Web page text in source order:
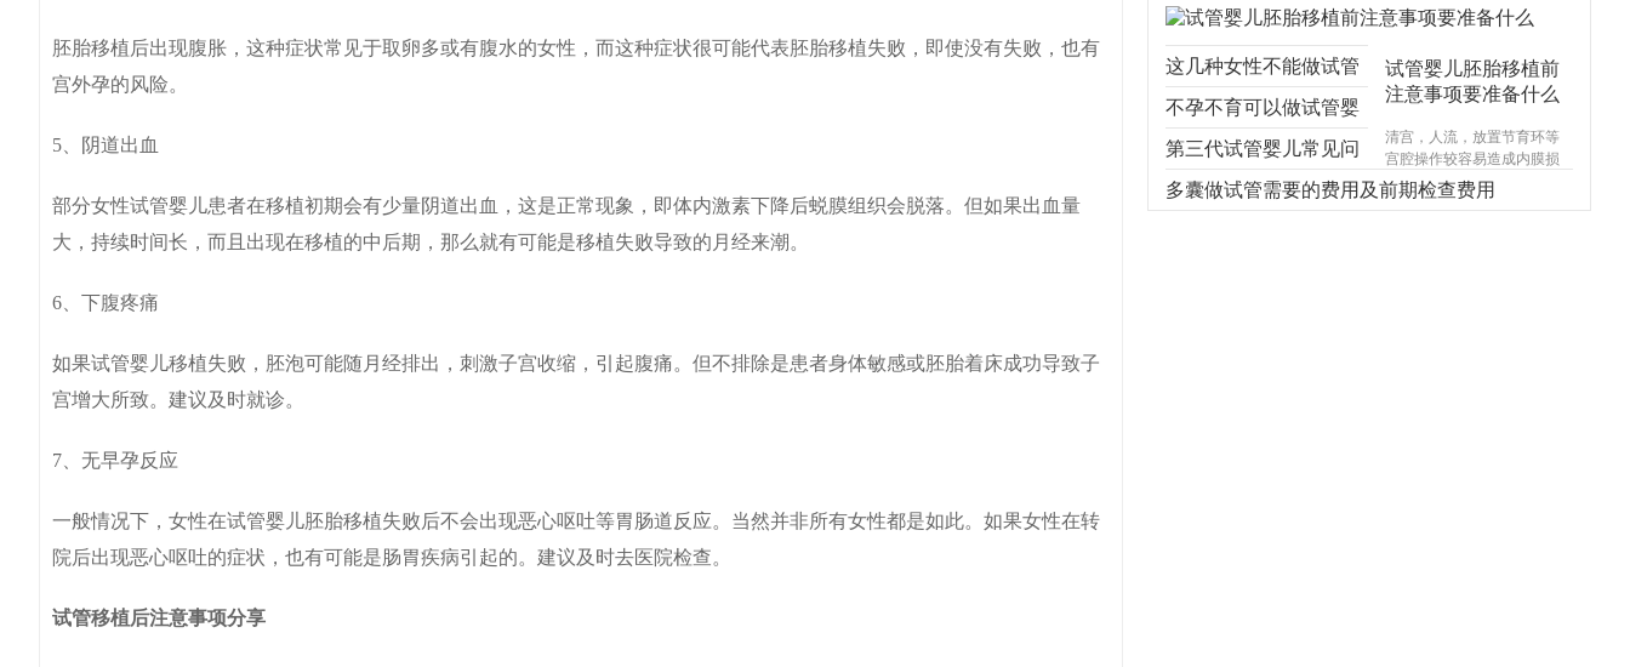
胚胎移植后出现腹胀，这种症状常见于取卵多或有腹水的女性，而这种症状很可能代表胚胎移植失败，即使没有失败，也有
宫外孕的风险。
5、阴道出血
部分女性试管婴儿患者在移植初期会有少量阴道出血，这是正常现象，即体内激素下降后蜕膜组织会脱落。但如果出血量
大，持续时间长，而且出现在移植的中后期，那么就有可能是移植失败导致的月经来潮。
6、下腹疼痛
如果试管婴儿移植失败，胚泡可能随月经排出，刺激子宫收缩，引起腹痛。但不排除是患者身体敏感或胚胎着床成功导致子
宫增大所致。建议及时就诊。
7、无早孕反应
一般情况下，女性在试管婴儿胚胎移植失败后不会出现恶心呕吐等胃肠道反应。当然并非所有女性都是如此。如果女性在转
院后出现恶心呕吐的症状，也有可能是肠胃疾病引起的。建议及时去医院检查。
试管移植后注意事项分享
试管婴儿胚胎移植前
注意事项要准备什么
清宫，人流，放置节育环等
宫腔操作较容易造成内膜损
伤，使基底层受损，造成宫
腔内形成粘连，宫腔形态异
这几种女性不能做试管
婴儿，不能！不能！不
能！
不孕不育可以做试管婴
儿吗？
第三代试管婴儿常见问
题，你想知道的都在
多囊做试管需要的费用及前期检查费用